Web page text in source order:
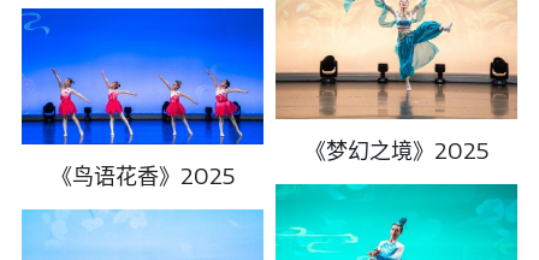
《鸟语花香》2025
《梦幻之境》2025